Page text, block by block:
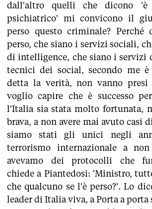
dall'altro quelli che dicono 'è
psichiatrico' mi convicono il
perso questo criminale? Perché
perso, che siano i servizi sociali,
di intelligence, che siano i servizi
tecnici dei social, secondo me
detta la verità, non vanno
voglio capire che è successo
l'Italia sia stata molto fortunata,
brava, a non avere mai avuto casi
siamo stati gli unici negli
terrorismo internazionale a
avevamo dei protocolli che
chiede a Piantedosi: 'Ministro,
che qualcuno se l'è perso?'. Lo
leader di Italia viva, a Porta a porta